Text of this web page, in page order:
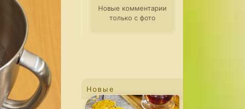
Новые комментарии
только с фото
Новые